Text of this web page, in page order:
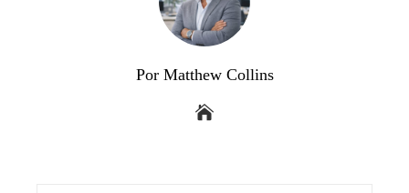
Por Matthew Collins